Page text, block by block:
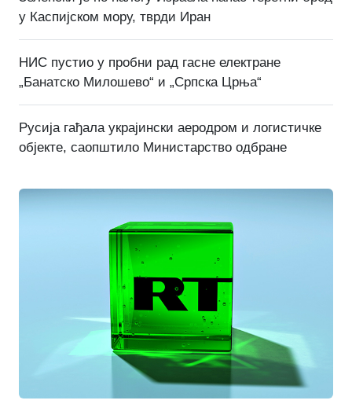
у Каспијском мору, тврди Иран
НИС пустио у пробни рад гасне електране
„Банатско Милошево“ и „Српска Црња“
Русија гађала украјински аеродром и логистичке
објекте, саопштило Министарство одбране